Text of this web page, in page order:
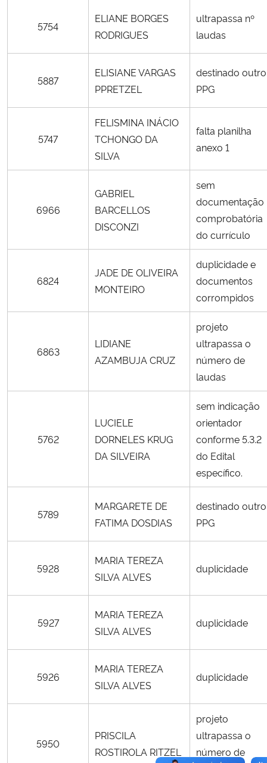
5754
ELIANE BORGES
RODRIGUES
ultrapassa nº
laudas
5887
ELISIANE VARGAS
PPRETZEL
destinado outro
PPG
5747
FELISMINA INÁCIO
TCHONGO DA
SILVA
falta planilha
anexo 1
6966
GABRIEL
BARCELLOS
DISCONZI
sem
documentação
comprobatória
do currículo
6824
JADE DE OLIVEIRA
MONTEIRO
duplicidade e
documentos
corrompidos
6863
LIDIANE
AZAMBUJA CRUZ
projeto
ultrapassa o
número de
laudas
5762
LUCIELE
DORNELES KRUG
DA SILVEIRA
sem indicação
orientador
conforme 5.3.2
do Edital
específico.
5789
MARGARETE DE
FATIMA DOSDIAS
destinado outro
PPG
5928
MARIA TEREZA
SILVA ALVES
duplicidade
5927
MARIA TEREZA
SILVA ALVES
duplicidade
5926
MARIA TEREZA
SILVA ALVES
duplicidade
5950
PRISCILA
ROSTIROLA RITZEL
projeto
ultrapassa o
número de